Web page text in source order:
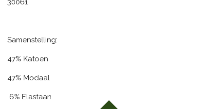
30061
Samenstelling:
47% Katoen
47% Modaal
6% Elastaan